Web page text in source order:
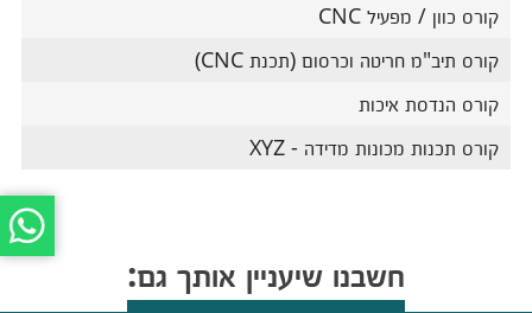
קורס כוון / מפעיל CNC
קורס תיב"מ חריטה וכרסום (תכנת CNC)
קורס הנדסת איכות
קורס תכנות מכונות מדידה - XYZ
חשבנו שיעניין אותך גם: